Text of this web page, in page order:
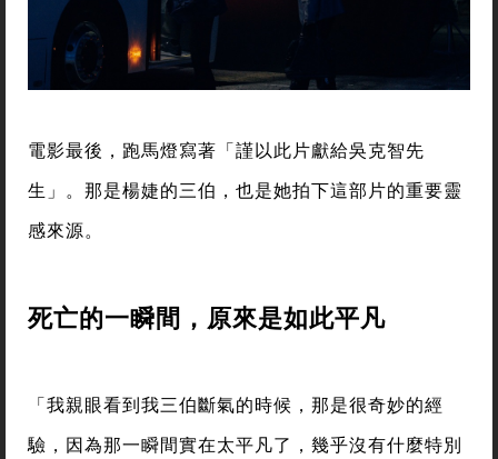
電影最後，跑馬燈寫著「謹以此片獻給吳克智先
生」。那是楊婕的三伯，也是她拍下這部片的重要靈
感來源。
死亡的一瞬間，原來是如此平凡
「我親眼看到我三伯斷氣的時候，那是很奇妙的經
驗，因為那一瞬間實在太平凡了，幾乎沒有什麼特別